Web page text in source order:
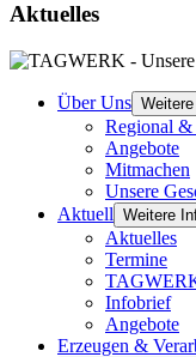
Aktuelles
Über Uns
Regional &
Angebote
Mitmachen
Unsere
Aktuell Weitere
Aktuelles
Termine
Infobrief
Angebote
Erzeugen &